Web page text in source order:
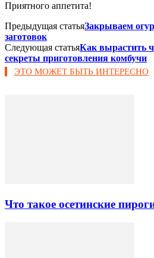
Приятного аппетита!
Предыдущая статьяЗакрываем
заготовок
Следующая статьяКак вырастить
секреты приготовления комбучи
ЭТО МОЖЕТ БЫТЬ ИНТЕРЕСНО
Что такое осетинские